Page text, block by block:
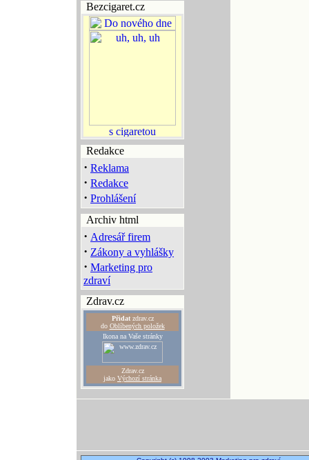
Bezcigaret.cz
Redakce
· Reklama
· Redakce
· Prohlášení
Archiv html
· Adresář firem
· Zákony a vyhlášky
· Marketing pro
zdraví
Zdrav.cz
Přidatzdrav.cz
do Oblíbených položek
Ikona na Vaše stránky
Zdrav.cz
jako Výchozí stránka